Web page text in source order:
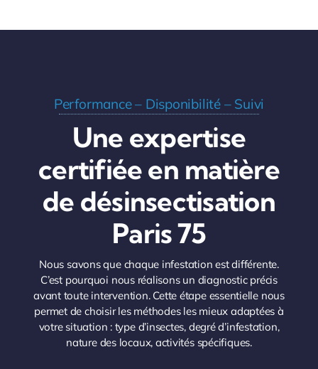
Performance – Disponibilité – Suivi
Une expertise
certifiée en matière
de désinsectisation
Paris 75
Nous savons que chaque infestation est différente.
C’est pourquoi nous réalisons un diagnostic précis
avant toute intervention. Cette étape essentielle nous
permet de choisir les méthodes les mieux adaptées à
votre situation : type d’insectes, degré d’infestation,
nature des locaux, activités spécifiques.